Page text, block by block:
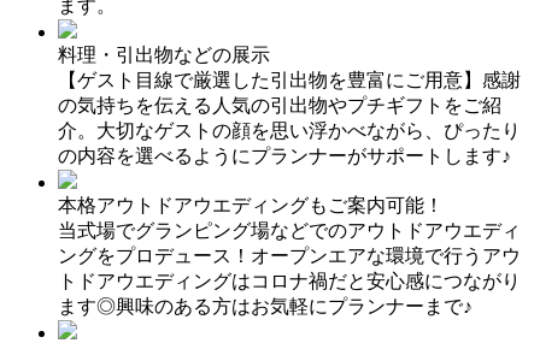
ます。
料理・引出物などの展示
【ゲスト目線で厳選した引出物を豊富にご用意】感謝
の気持ちを伝える人気の引出物やプチギフトをご紹
介。大切なゲストの顔を思い浮かべながら、ぴったり
の内容を選べるようにプランナーがサポートします♪
本格アウトドアウエディングもご案内可能！
当式場でグランピング場などでのアウトドアウエディ
ングをプロデュース！オープンエアな環境で行うアウ
トドアウエディングはコロナ禍だと安心感につながり
ます◎興味のある方はお気軽にプランナーまで♪